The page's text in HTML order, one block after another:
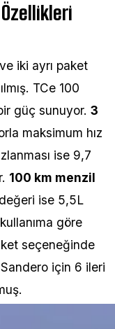
iki ayrı paket
TCe 100
güç sunuyor. 3
maksimum hız
ise 9,7
100 km menzil
ise 5,5L
göre
seçeneğinde
için 6 ileri